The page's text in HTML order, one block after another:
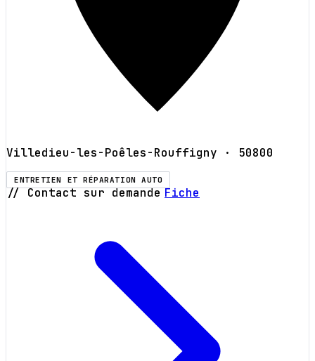
Villedieu-les-Poêles-Rouffigny · 50800
ENTRETIEN ET RÉPARATION AUTO
// Contact sur demande Fiche